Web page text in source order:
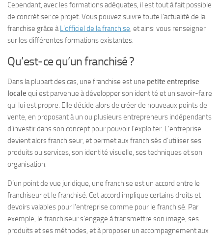
Cependant, avec les formations adéquates, il est tout à fait possible
de concrétiser ce projet. Vous pouvez suivre toute l’actualité de la
franchise grâce àL’officiel de la franchise, et ainsi vous renseigner
sur les différentes formations existantes.
Qu’est-ce qu’un franchisé ?
Dans la plupart des cas, une franchise est une petite entreprise
locale qui est parvenue à développer son identité et un savoir-faire
qui lui est propre. Elle décide alors de créer de nouveaux points de
vente, en proposant à un ou plusieurs entrepreneurs indépendants
d’investir dans son concept pour pouvoir l’exploiter. L’entreprise
devient alors franchiseur, et permet aux franchisés d’utiliser ses
produits ou services, son identité visuelle, ses techniques et son
organisation.
D’un point de vue juridique, une franchise est un accord entre le
franchiseur et le franchisé. Cet accord implique certains droits et
devoirs valables pour l’entreprise comme pour le franchisé. Par
exemple, le franchiseur s’engage à transmettre son image, ses
produits et ses méthodes, et à proposer un accompagnement aux